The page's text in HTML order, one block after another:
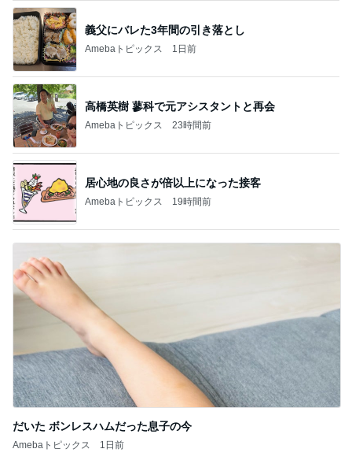
義父にバレた3年間の引き落とし
Amebaトピックス 1日前
高橋英樹 蓼科で元アシスタントと再会
Amebaトピックス 23時間前
居心地の良さが倍以上になった接客
Amebaトピックス 19時間前
だいた ボンレスハムだった息子の今
Amebaトピックス 1日前